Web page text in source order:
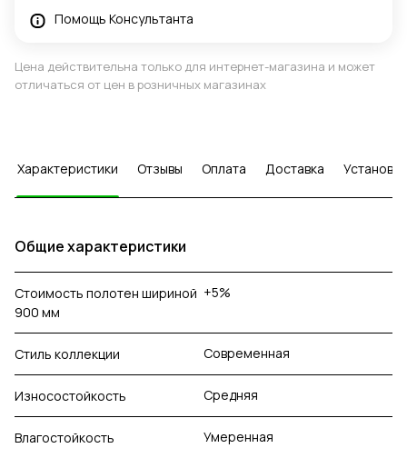
Помощь Консультанта
Цена действительна только для интернет-магазина и может
отличаться от цен в розничных магазинах
Характеристики Отзывы Оплата Доставка Установка
Общие характеристики
Стоимость полотен шириной
900 мм
+5%
Стиль коллекции Современная
Износостойкость Средняя
Влагостойкость Умеренная